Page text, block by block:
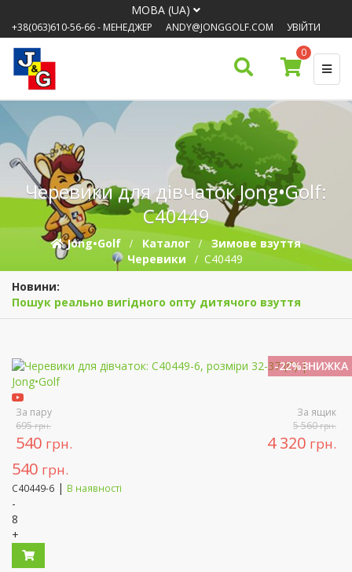
МОВА (UA)
+38(063)610-56-66- МЕНЕДЖЕР ANDY@JONGGOLF.COM
УВІЙТИ
0
Черевики для дівчаток Jong•Golf:
C40449
Jong•Golf Каталог
Зимове взуття
Черевики
C40449
Новини:
Пошук реально вигідного опту дитячого взуття
За пару
За ящик
695грн. 5 560грн.
540 грн. 4 320 грн.
-22%ЗНИЖКА
540 грн.
C40449-6 | В наявності
-
8
+